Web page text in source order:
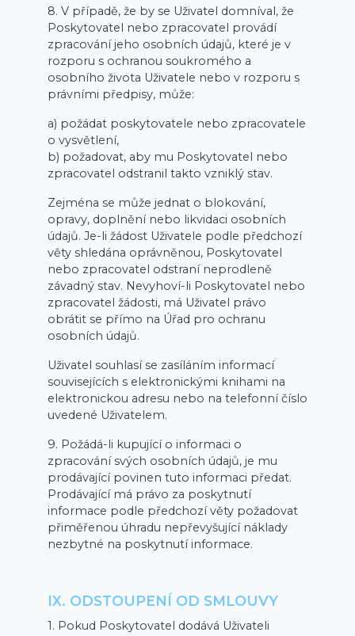
8. V případě, že by se Uživatel domníval, že
Poskytovatel nebo zpracovatel provádí
zpracování jeho osobních údajů, které je v
rozporu s ochranou soukromého a
osobního života Uživatele nebo v rozporu s
právními předpisy, může:
a) požádat poskytovatele nebo zpracovatele
o vysvětlení,
b) požadovat, aby mu Poskytovatel nebo
zpracovatel odstranil takto vzniklý stav.
Zejména se může jednat o blokování,
opravy, doplnění nebo likvidaci osobních
údajů. Je-li žádost Uživatele podle předchozí
věty shledána oprávněnou, Poskytovatel
nebo zpracovatel odstraní neprodleně
závadný stav. Nevyhoví-li Poskytovatel nebo
zpracovatel žádosti, má Uživatel právo
obrátit se přímo na Úřad pro ochranu
osobních údajů.
Uživatel souhlasí se zasíláním informací
souvisejících s elektronickými knihami na
elektronickou adresu nebo na telefonní číslo
uvedené Uživatelem.
9. Požádá-li kupující o informaci o
zpracování svých osobních údajů, je mu
prodávající povinen tuto informaci předat.
Prodávající má právo za poskytnutí
informace podle předchozí věty požadovat
přiměřenou úhradu nepřevyšující náklady
nezbytné na poskytnutí informace.
IX. ODSTOUPENÍ OD SMLOUVY
1. Pokud Poskytovatel dodává Uživateli